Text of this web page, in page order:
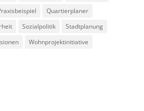
Quartierplaner
Sozialpolitik
Stadtplanung
Wohnprojektinitiative